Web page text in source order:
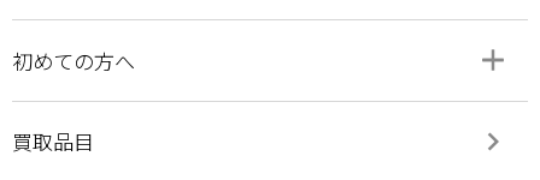
初めての方へ add
remove
買取品目 keyboard_arrow_right